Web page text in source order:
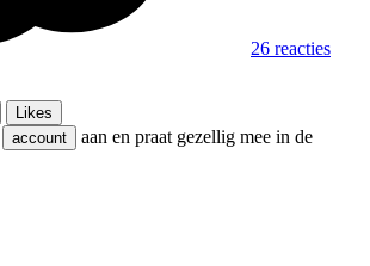
26 reacties
Likes
account
aan en praat gezellig mee in de